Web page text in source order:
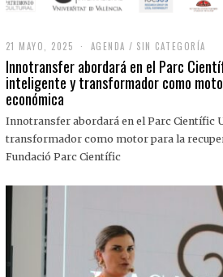
21 MAYO, 2025
M
A
Y
,
0
2
AGENDA / SIN CATEGORÍA
Innotransfer abordará en el Parc
inteligente y transformador como
económica
Innotransfer abordará en el Parc Científic
transformador como motor para la
Fundació Parc Científic